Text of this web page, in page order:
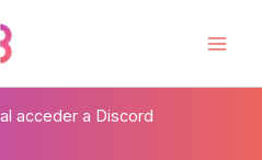
acceder a Discord